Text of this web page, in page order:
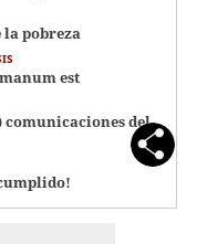
la pobreza
est
comunicaciones del